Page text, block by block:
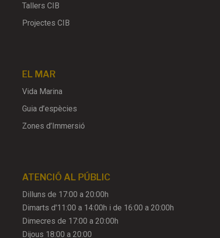
Tallers CIB
Projectes CIB
EL MAR
Vida Marina
Guia d’espècies
Zones d’Immersió
ATENCIÓ AL PÚBLIC
Dilluns de 17:00 a 20:00h
Dimarts d'11:00 a 14:00h i de 16:00 a 20:00h
Dimecres de 17:00 a 20:00h
Dijous 18:00 a 20:00